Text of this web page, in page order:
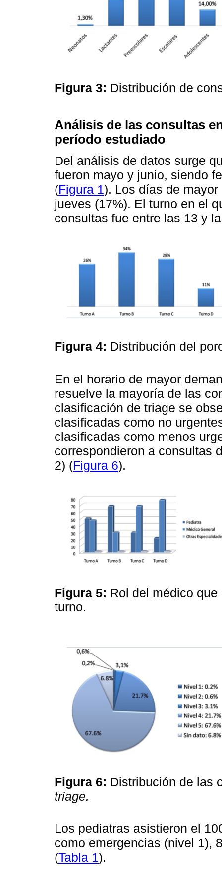
Figura 3: Distribución de
Análisis de las consultas
período estudiado
Del análisis de datos surge
fueron mayo y junio, siendo
(Figura 1). Los días de
jueves (17%). El turno en el
consultas fue entre las 13 y
Figura 4: Distribución del
En el horario de mayor
resuelve la mayoría de las
clasificación de triage se
clasificadas como no
clasificadas como menos
correspondieron a consultas
2) (Figura 6).
Figura 5: Rol del médico
turno.
Figura 6: Distribución de las
triage.
Los pediatras asistieron el
como emergencias (nivel 1),
(Tabla 1).